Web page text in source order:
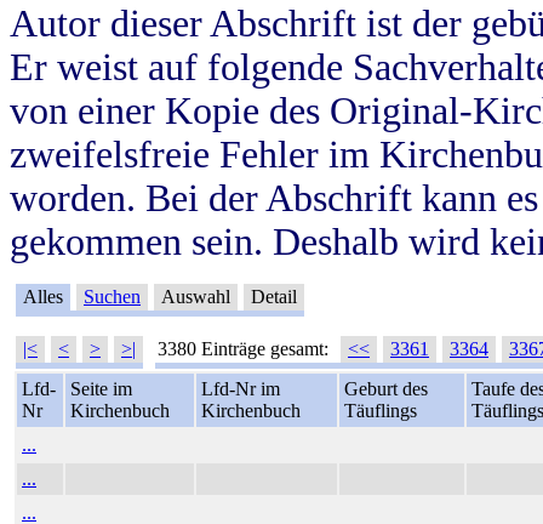
Autor dieser Abschrift ist der
Er weist auf folgende
von einer Kopie des Original-
zweifelsfreie Fehler im
worden. Bei der Abschrift kann
gekommen sein. Deshalb wird
Alles Suchen Auswahl Detail
|< < > >| 3380 Einträge gesamt: << 3361 3364
Lfd-
Nr
Seite im
Kirchenbuch
Lfd-Nr im
Kirchenbuch
Geburt des
Täuflings
Taufe
Täuflings
...
...
...